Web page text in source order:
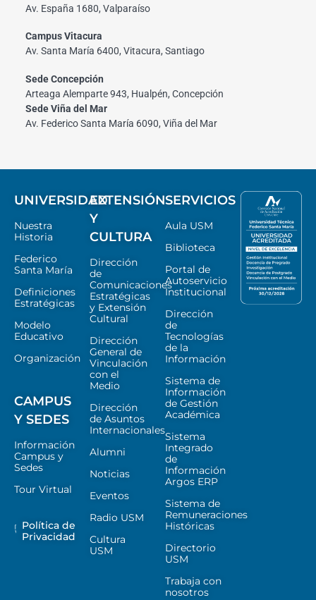
Av. España 1680, Valparaíso
Campus Vitacura
Av. Santa María 6400, Vitacura, Santiago
Sede Concepción
Arteaga Alemparte 943, Hualpén, Concepción
Sede Viña del Mar
Av. Federico Santa María 6090, Viña del Mar
UNIVERSIDAD
Nuestra
Historia
Federico
Santa María
Definiciones
Estratégicas
Modelo
Educativo
Organización
CAMPUS
Y SEDES
Información
Campus y
Sedes
Tour Virtual
Política de
Privacidad
EXTENSIÓN
Y
CULTURA
Dirección
de
Comunicaciones
Estratégicas
y Extensión
Cultural
Dirección
General de
Vinculación
con el
Medio
Dirección
de Asuntos
Internacionales
Alumni
Noticias
Eventos
Radio USM
Cultura
USM
SERVICIOS
Aula USM
Biblioteca
Portal de
Autoservicio
Institucional
Dirección
de
Tecnologías
de la
Información
Sistema de
Información
de Gestión
Académica
Sistema
Integrado
de
Información
Argos ERP
Sistema de
Remuneraciones
Históricas
Directorio
USM
Trabaja con
nosotros